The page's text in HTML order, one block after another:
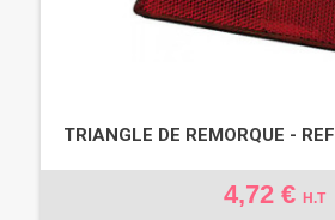
TRIANGLE DE REMORQUE -
4,72 € H.T